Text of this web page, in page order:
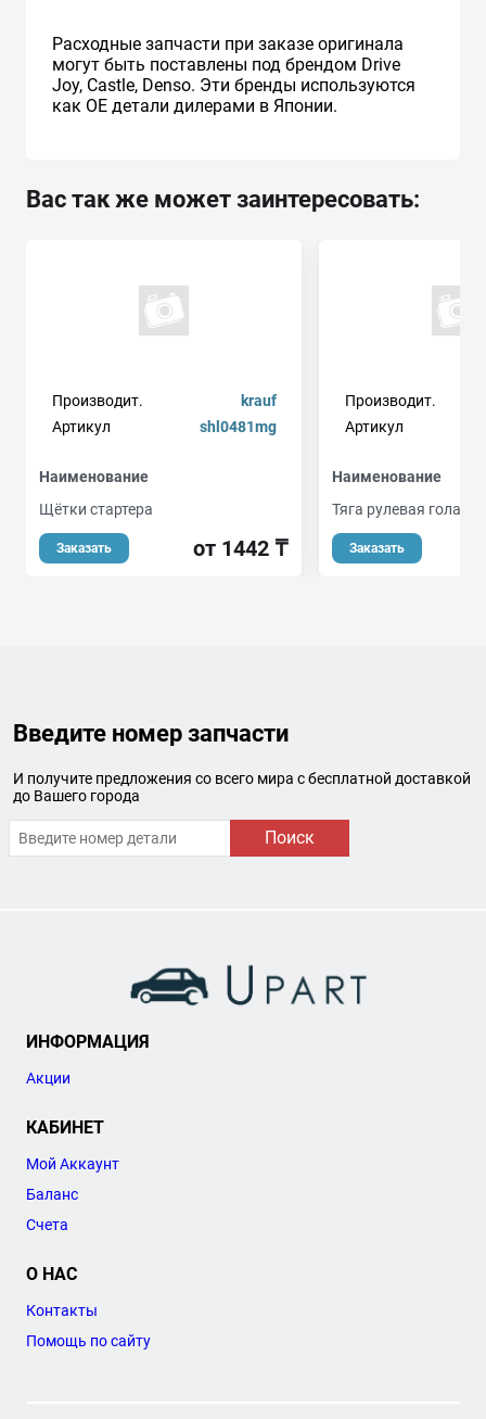
Расходные запчасти при заказе оригинала
могут быть поставлены под брендом Drive
Joy, Castle, Denso. Эти бренды используются
как ОЕ детали дилерами в Японии.
Вас так же может заинтересовать:
Производит.
krauf
Артикул
shl0481mg
Наименование
Щётки стартера
Заказать от 1442 ₸
Производит.
Артикул
Наименование
Тяга рулевая голая
Заказать
Введите номер запчасти
И получите предложения со всего мира с бесплатной доставкой
до Вашего города
Поиск
ИНФОРМАЦИЯ
Акции
КАБИНЕТ
Мой Аккаунт
Баланс
Счета
О НАС
Контакты
Помощь по сайту